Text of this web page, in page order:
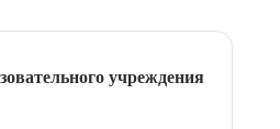
учреждения